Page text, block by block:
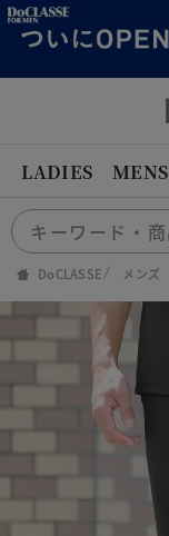
LADIES MENS
DoCLASSE メンズ